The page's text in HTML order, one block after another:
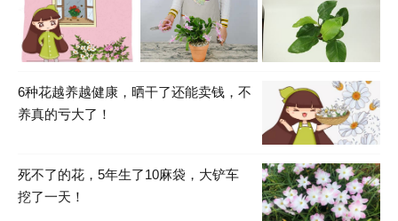
6种花越养越健康，晒干了还能卖钱，不
养真的亏大了！
死不了的花，5年生了10麻袋，大铲车
挖了一天！